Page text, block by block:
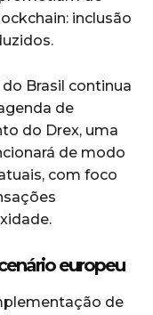
inclusão
Brasil continua
de
do Drex, uma
de modo
com foco
europeu
de